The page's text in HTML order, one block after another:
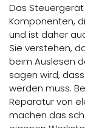
Das
Komponenten,
und ist daher
Sie verstehen,
beim Auslesen
sagen wird,
werden muss.
Reparatur von
machen das